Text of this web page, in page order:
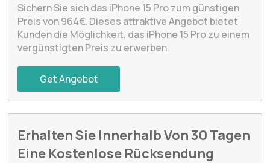
Sichern Sie sich das iPhone 15 Pro zum günstigen
Preis von 964€. Dieses attraktive Angebot bietet
Kunden die Möglichkeit, das iPhone 15 Pro zu einem
vergünstigten Preis zu erwerben.
Get Angebot
Erhalten Sie Innerhalb Von 30 Tagen
Eine Kostenlose Rücksendung